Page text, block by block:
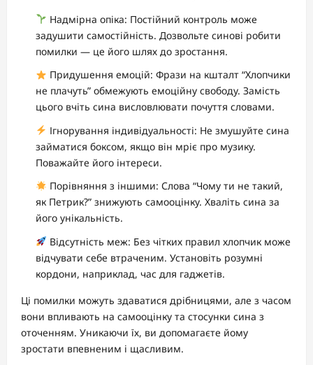
Надмірна опіка: Постійний контроль може
задушити самостійність. Дозвольте синові робити
помилки — це його шлях до зростання.
Придушення емоцій: Фрази на кшталт “Хлопчики
не плачуть” обмежують емоційну свободу. Замість
цього вчіть сина висловлювати почуття словами.
Ігнорування індивідуальності: Не змушуйте сина
займатися боксом, якщо він мріє про музику.
Поважайте його інтереси.
Порівняння з іншими: Слова “Чому ти не такий,
як Петрик?” знижують самооцінку. Хваліть сина за
його унікальність.
Відсутність меж: Без чітких правил хлопчик може
відчувати себе втраченим. Установіть розумні
кордони, наприклад, час для гаджетів.
Ці помилки можуть здаватися дрібницями, але з часом
вони впливають на самооцінку та стосунки сина з
оточенням. Уникаючи їх, ви допомагаєте йому
зростати впевненим і щасливим.